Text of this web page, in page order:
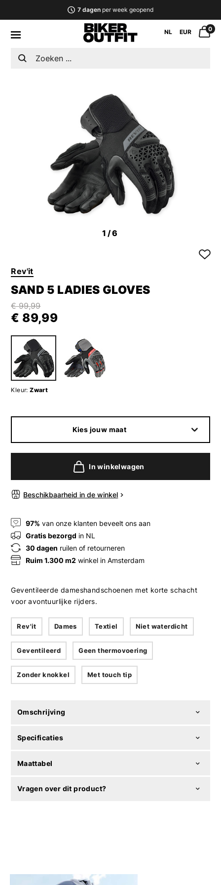
7 dagenper week geopend
NL EUR 0
1 /6
Rev'it
SAND 5 LADIES GLOVES
€ 99,99
€ 89,99
Kleur: Zwart
Kies jouw maat
In winkelwagen
Beschikbaarheid in de winkel
97% van onze klanten beveelt ons aan
Gratis bezorgd in NL
30 dagen ruilen of retourneren
Ruim 1.300 m2 winkel in Amsterdam
Geventileerde dameshandschoenen met korte schacht
voor avontuurlijke rijders.
Rev'it Dames Textiel Niet waterdicht
Geventileerd Geen thermovoering
Zonder knokkel Met touch tip
Omschrijving
Specificaties
Maattabel
Vragen over dit product?